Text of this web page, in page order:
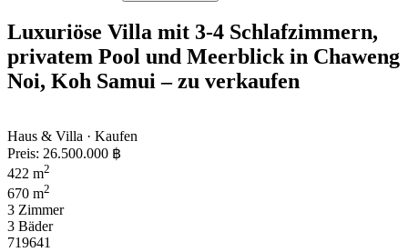
Luxuriöse Villa mit 3-4 Schlafzimmern,
privatem Pool und Meerblick in Chaweng
Noi, Koh Samui – zu verkaufen
Haus & Villa · Kaufen
Preis: 26.500.000 ฿
422 m2
670 m2
3 Zimmer
3 Bäder
719641